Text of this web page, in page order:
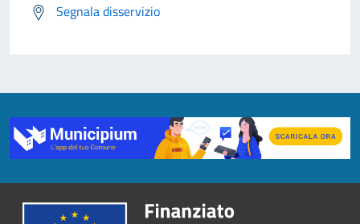
Segnala disservizio